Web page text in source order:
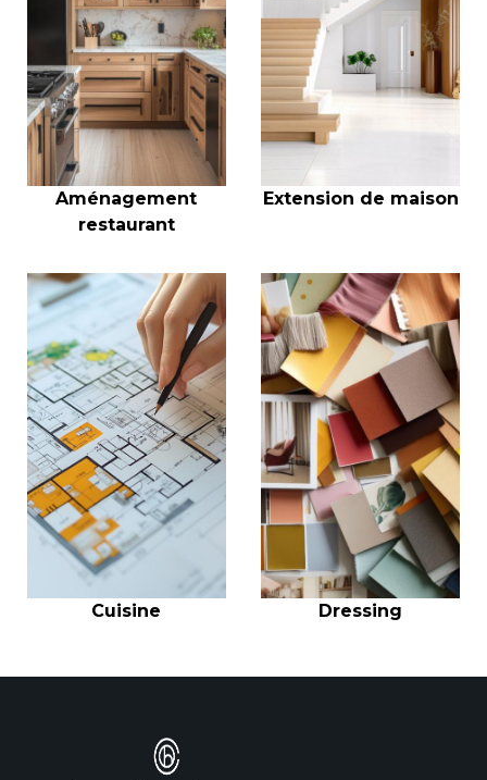
Aménagement
restaurant
Extension de maison
Cuisine Dressing